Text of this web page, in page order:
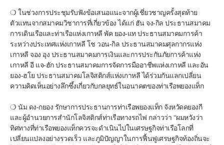
❍ ในช่วงการประชุมรับฟังข้อเสนอแนะจากผู้เชี่ยวชาญครั้งสุดท้าย
ตัวแทนจากสมาคมวิชาการที่เกี่ยวข้อง ได้แก่ ฮัน จง-กิล ประธานสมาคม
การเดินเรือและท่าเรือแห่งเกาหลี พัค ยอง-แท ประธานสมาคมการค้า
ระหว่างประเทศแห่งเกาหลี โช วอน-กิล ประธานสมาคมศุลกากรแห่ง
เกาหลี จอง อุง ประธานสมาคมการเงินและการประกันภัยการค้าแห่ง
เกาหลี อี แจ-ฮัก ประธานสมาคมการจัดการมืออาชีพแห่งเกาหลี และอัน
ยอง-ฮโย ประธานสมาคมโลจิสติกส์แห่งเกาหลี ได้ร่วมกันแลกเปลี่ยน
ความคิดเห็นอย่างลึกซึ้งเกี่ยวกับกลยุทธ์ในอนาคตของท่าเรือพยองแท็ก
❍ นัม ดง-กยอง รักษาการประธานการท่าเรือพยองแท็ก จังหวัดคยองกี
และผู้อำนวยการสำนักโลจิสติกส์ท่าเรือทางรถไฟ กล่าวว่า “ผมหวังว่า
ทิศทางที่ท่าเรือพยองแท็กควรจะดำเนินไปในเศรษฐกิจท่าเรือโลกที่
เปลี่ยนแปลงอย่างรวดเร็ว และภูมิปัญญาในการฟื้นฟูเศรษฐกิจท้องถิ่นจะ